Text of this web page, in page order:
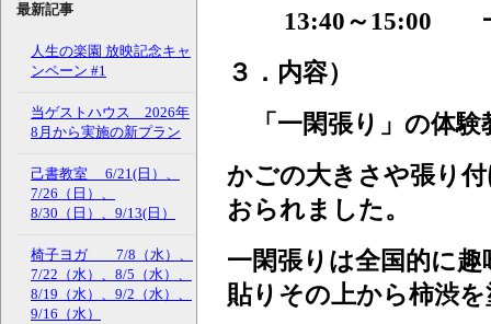
最新記事
人生の楽園 放映記念キャ
ンペーン #1
当ゲストハウス 2026年
8月から実施の新プラン
己書教室 6/21(日）、
7/26（日）、
8/30（日）、9/13(日）
椅子ヨガ 7/8（水）、
7/22（水）、8/5（水）、
8/19（水）、9/2（水）、
9/16（水）
13:40～15:00
３．内容）
「一閑張り」の
かごの大きさや張り
おられました。
一閑張りは全国的に
貼りその上から柿渋